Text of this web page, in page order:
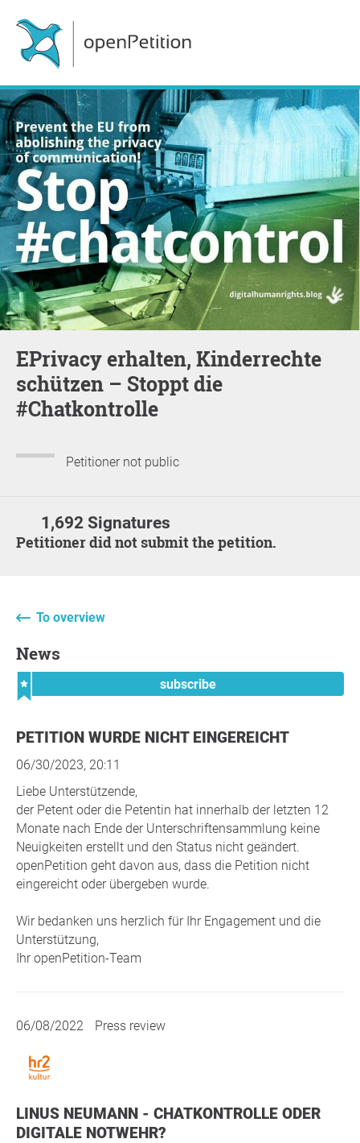
ePrivacy erhalten, Kinderrechte
schützen – Stoppt die
#Chatkontrolle
Petitioner not public
1,692 Signatures
Petitioner did not submit the petition.
To overview
News
subscribe
PETITION WURDE NICHT EINGEREICHT
06/30/2023, 20:11
Liebe Unterstützende,
der Petent oder die Petentin hat innerhalb der letzten 12
Monate nach Ende der Unterschriftensammlung keine
Neuigkeiten erstellt und den Status nicht geändert.
openPetition geht davon aus, dass die Petition nicht
eingereicht oder übergeben wurde.
Wir bedanken uns herzlich für Ihr Engagement und die
Unterstützung,
Ihr openPetition-Team
06/08/2022 Press review
LINUS NEUMANN - CHATKONTROLLE ODER
DIGITALE NOTWEHR?